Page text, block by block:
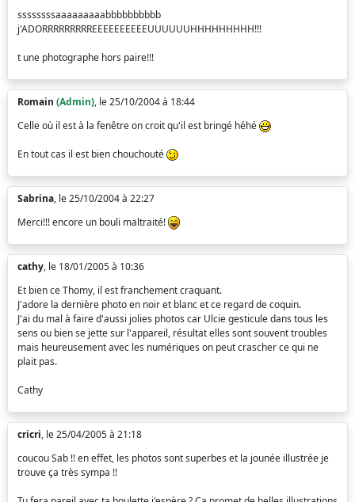
ssssssssaaaaaaaaabbbbbbbbbb
j'ADORRRRRRRRREEEEEEEEEEUUUUUUHHHHHHHHH!!!
t une photographe hors paire!!!
Romain (Admin), le 25/10/2004 à 18:44
Celle où il est à la fenêtre on croit qu'il est bringé héhé
En tout cas il est bien chouchouté
Sabrina, le 25/10/2004 à 22:27
Merci!!! encore un bouli maltraité!
cathy, le 18/01/2005 à 10:36
Et bien ce Thomy, il est franchement craquant.
J'adore la dernière photo en noir et blanc et ce regard de coquin.
J'ai du mal à faire d'aussi jolies photos car Ulcie gesticule dans tous les
sens ou bien se jette sur l'appareil, résultat elles sont souvent troubles
mais heureusement avec les numériques on peut crascher ce qui ne
plait pas.
Cathy
cricri, le 25/04/2005 à 21:18
coucou Sab !! en effet, les photos sont superbes et la jounée illustrée je
trouve ça très sympa !!